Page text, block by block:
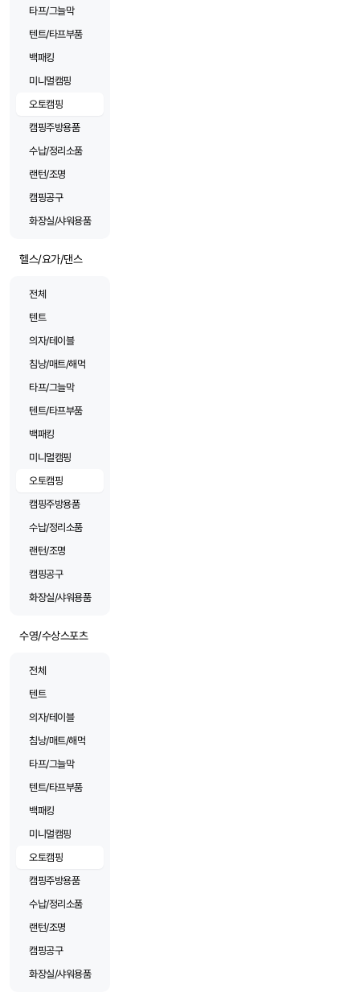
타프/그늘막
텐트/타프부품
백패킹
미니멀캠핑
오토캠핑
캠핑주방용품
수납/정리소품
랜턴/조명
캠핑공구
화장실/샤워용품
헬스/요가/댄스
전체
텐트
의자/테이블
침낭/매트/해먹
타프/그늘막
텐트/타프부품
백패킹
미니멀캠핑
오토캠핑
캠핑주방용품
수납/정리소품
랜턴/조명
캠핑공구
화장실/샤워용품
수영/수상스포츠
전체
텐트
의자/테이블
침낭/매트/해먹
타프/그늘막
텐트/타프부품
백패킹
미니멀캠핑
오토캠핑
캠핑주방용품
수납/정리소품
랜턴/조명
캠핑공구
화장실/샤워용품